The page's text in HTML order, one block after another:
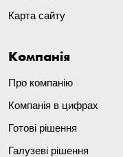
Карта сайту
Компанія
Про компанію
Компанія в цифрах
Готові рішення
Галузеві рішення